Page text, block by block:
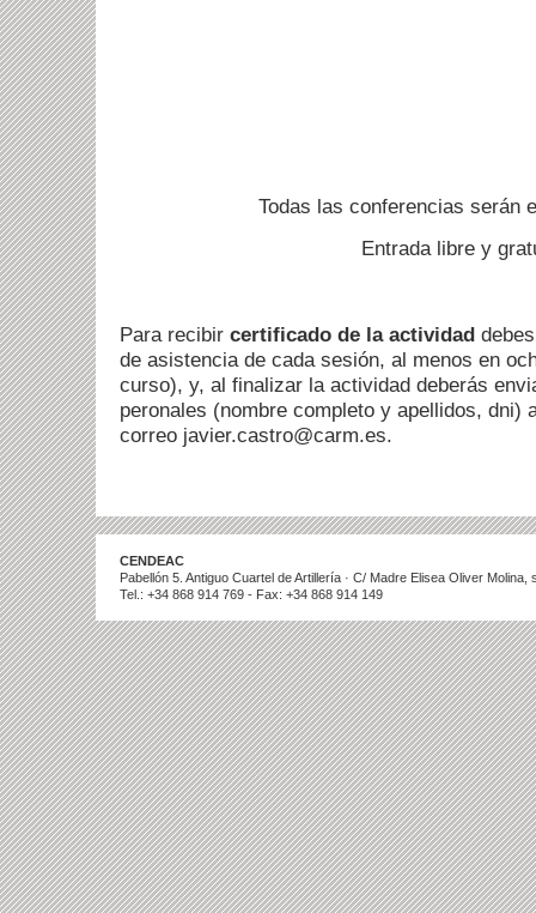
Todas las conferencias serán
Entrada libre y
Para recibir certificado de la actividad
de asistencia de cada sesión, al menos en
curso), y, al finalizar la actividad deberás
peronales (nombre completo y apellidos, dni)
correo javier.castro@carm.es.
CENDEAC
Pabellón 5. Antiguo Cuartel de Artillería · C/ Madre Elisea Oliver
Tel.: +34 868 914 769 - Fax: +34 868 914 149